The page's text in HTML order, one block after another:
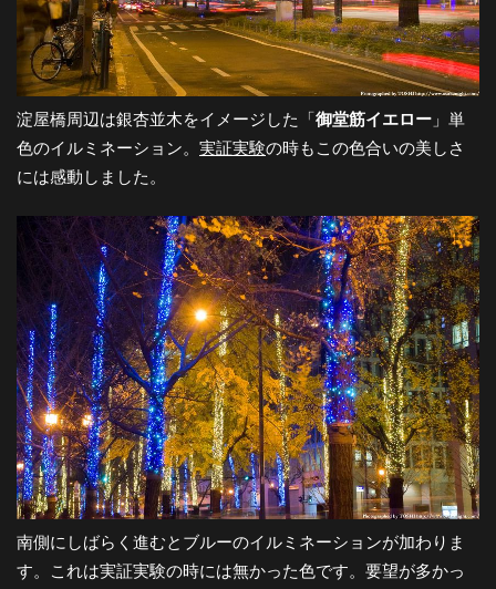
淀屋橋周辺は銀杏並木をイメージした「御堂筋イエロー 」単
色のイルミネーション。 実証実験の時もこの色合いの美しさ
には感動しました。
南側にしばらく進むとブルーのイルミネーションが加わりま
す。これは実証実験の時には無かった色です。要望が多かっ